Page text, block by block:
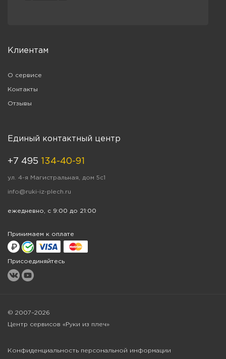
Клиентам
О сервисе
Контакты
Отзывы
Единый контактный центр
+7 495 134-40-91
ул. 4-я Магистральная, дом 5с1
info@ruki-iz-plech.ru
ежедневно, с 9:00 до 21:00
Принимаем к оплате
Присоединяйтесь
© 2007–2026
Центр сервисов «Руки из плеч»
Конфиденциальность персональной информации